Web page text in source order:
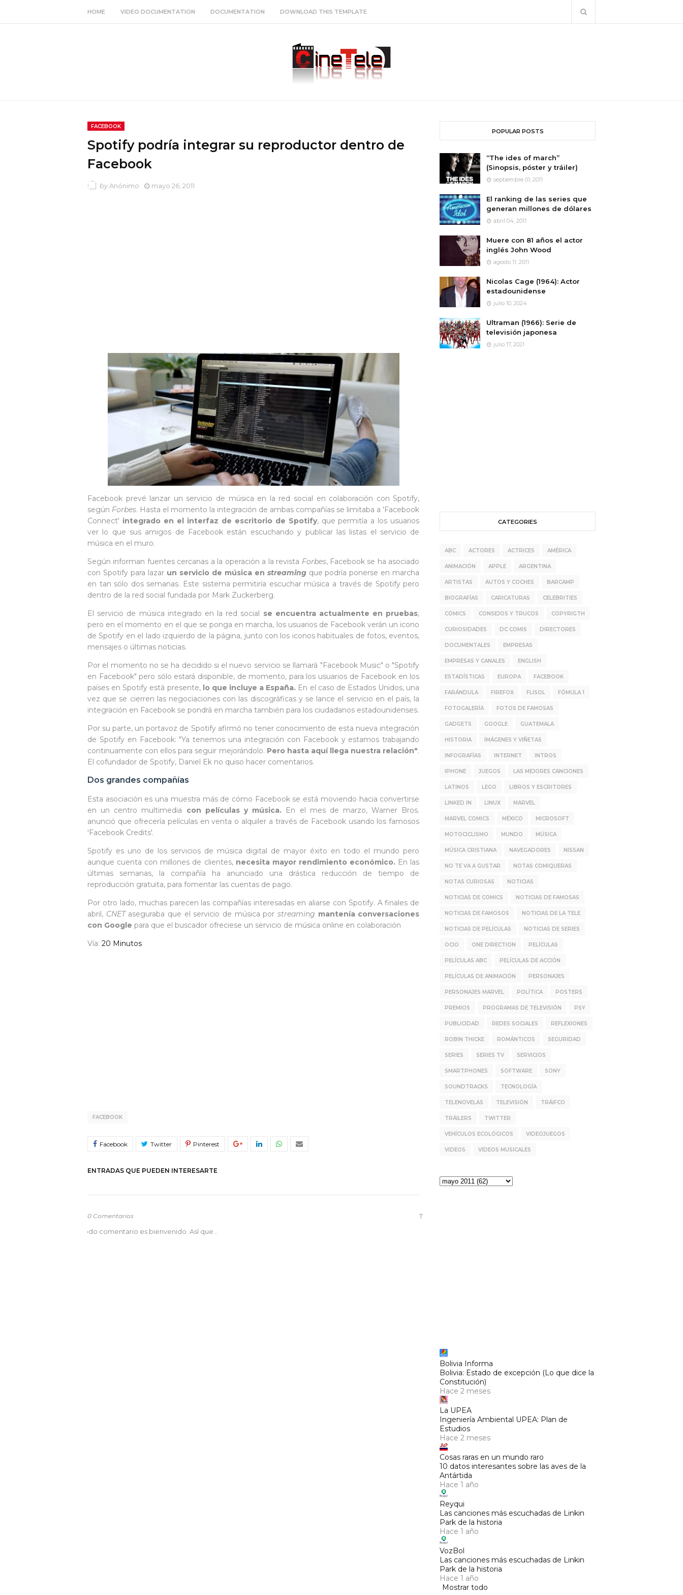
HOME VIDEO DOCUMENTATION DOCUMENTATION DOWNLOAD THIS TEMPLATE
FACEBOOK
Spotify podría integrar su reproductor dentro de
Facebook
byAnónimo mayo 26, 2011
Facebook prevé lanzar un servicio de música en la red social en colaboración con Spotify,
según Forbes. Hasta el momento la integración de ambas compañías se limitaba a 'Facebook
Connect' integrado en el interfaz de escritorio de Spotify, que permitía a los usuarios
ver lo que sus amigos de Facebook están escuchando y publicar las listas el servicio de
música en el muro.
Según informan fuentes cercanas a la operación a la revista Forbes, Facebook se ha asociado
con Spotify para lazar un servicio de música en streamingque podría ponerse en marcha
en tan sólo dos semanas. Este sistema permitiría escuchar música a través de Spotify pero
dentro de la red social fundada por Mark Zuckerberg.
El servicio de música integrado en la red social se encuentra actualmente en pruebas,
pero en el momento en el que se ponga en marcha, los usuarios de Facebook verán un icono
de Spotify en el lado izquierdo de la página, junto con los iconos habituales de fotos, eventos,
mensajes o últimas noticias.
Por el momento no se ha decidido si el nuevo servicio se llamará "Facebook Music" o "Spotify
en Facebook" pero sólo estará disponible, de momento, para los usuarios de Facebook en los
países en Spotify está presente, lo que incluye a España. En el caso de Estados Unidos, una
vez que se cierren las negociaciones con las discográficas y se lance el servicio en el país, la
integración en Facebook se pondrá en marcha también para los ciudadanos estadounidenses.
Por su parte, un portavoz de Spotify afirmó no tener conocimiento de esta nueva integración
de Spotify en Facebook: "Ya tenemos una integración con Facebook y estamos trabajando
continuamente con ellos para seguir mejorándolo. Pero hasta aquí llega nuestra relación".
El cofundador de Spotify, Daniel Ek no quiso hacer comentarios.
Dos grandes compañías
Esta asociación es una muestra más de cómo Facebook se está moviendo hacia convertirse
en un centro multimedia con películas y música. En el mes de marzo, Warner Bros.
anunció que ofrecería películas en venta o alquiler a través de Facebook usando los famosos
'Facebook Credits'.
Spotify es uno de los servicios de música digital de mayor éxito en todo el mundo pero
aunque cuenta con millones de clientes, necesita mayor rendimiento económico. En las
últimas semanas, la compañía ha anunciado una drástica reducción de tiempo de
reproducción gratuita, para fomentar las cuentas de pago.
Por otro lado, muchas parecen las compañías interesadas en aliarse con Spotify. A finales de
abril, CNETaseguraba que el servicio de música porstreaming mantenía conversaciones
con Google para que el buscador ofreciese un servicio de música online en colaboración
Vía: 20 Minutos
FACEBOOK
ENTRADAS QUE PUEDEN INTERESARTE
0 Comentarios
T
odo comentario es bienvenido. Así que...
POPULAR POSTS
“The ides of march”
(Sinopsis, póster y tráiler)
septiembre 01, 2011
El ranking de las series que
generan millones de dólares
abril 04, 2011
Muere con 81 años el actor
inglés John Wood
agosto 11, 2011
Nicolas Cage (1964): Actor
estadounidense
julio 10, 2024
Ultraman (1966): Serie de
televisión japonesa
julio 17, 2021
CATEGORIES
ABC ACTORES ACTRICES AMÉRICA
ANIMACIÓN APPLE ARGENTINA
ARTISTAS AUTOS Y COCHES BARCAMP
BIOGRAFÍAS CARICATURAS CELEBRITIES
CÓMICS CONSEJOS Y TRUCOS COPYRIGTH
CURIOSIDADES DC COMIS DIRECTORES
DOCUMENTALES EMPRESAS
EMPRESAS Y CANALES ENGLISH
ESTADÍSTICAS EUROPA FACEBOOK
FARÁNDULA FIREFOX FLISOL FÓMULA 1
FOTOGALERÍA FOTOS DE FAMOSAS
GADGETS GOOGLE GUATEMALA
HISTORIA IMÁGENES Y VIÑETAS
INFOGRAFÍAS INTERNET INTROS
IPHONE JUEGOS LAS MEJORES CANCIONES
LATINOS LEGO LIBROS Y ESCRITORES
LINKED IN LINUX MARVEL
MARVEL COMICS MÉXICO MICROSOFT
MOTOCICLISMO MUNDO MÚSICA
MÚSICA CRISTIANA NAVEGADORES NISSAN
NO TE VA A GUSTAR NOTAS COMIQUERAS
NOTAS CURIOSAS NOTICIAS
NOTICIAS DE COMICS NOTICIAS DE FAMOSAS
NOTICIAS DE FAMOSOS NOTICIAS DE LA TELE
NOTICIAS DE PELÍCULAS NOTICIAS DE SERIES
OCIO ONE DIRECTION PELÍCULAS
PELÍCULAS ABC PELÍCULAS DE ACCIÓN
PELÍCULAS DE ANIMACIÓN PERSONAJES
PERSONAJES MARVEL POLÍTICA POSTERS
PREMIOS PROGRAMAS DE TELEVISIÓN PSY
PUBLICIDAD REDES SOCIALES REFLEXIONES
ROBIN THICKE ROMÁNTICOS SEGURIDAD
SERIES SERIES TV SERVICIOS
SMARTPHONES SOFTWARE SONY
SOUNDTRACKS TECNOLOGÍA
TELENOVELAS TELEVISIÓN TRÁIFCO
TRÁILERS TWITTER
VEHÍCULOS ECOLÓGICOS VIDEOJUEGOS
VIDEOS VIDEOS MUSICALES
Bolivia Informa
Bolivia: Estado de excepción (Lo que dice la
Constitución)
Hace 2 meses
La UPEA
Ingeniería Ambiental UPEA: Plan de
Estudios
Hace 2 meses
Cosas raras en un mundo raro
10 datos interesantes sobre las aves de la
Antártida
Hace 1 año
Reyqui
Las canciones más escuchadas de Linkin
Park de la historia
Hace 1 año
VozBol
Las canciones más escuchadas de Linkin
Park de la historia
Hace 1 año
Mostrar todo